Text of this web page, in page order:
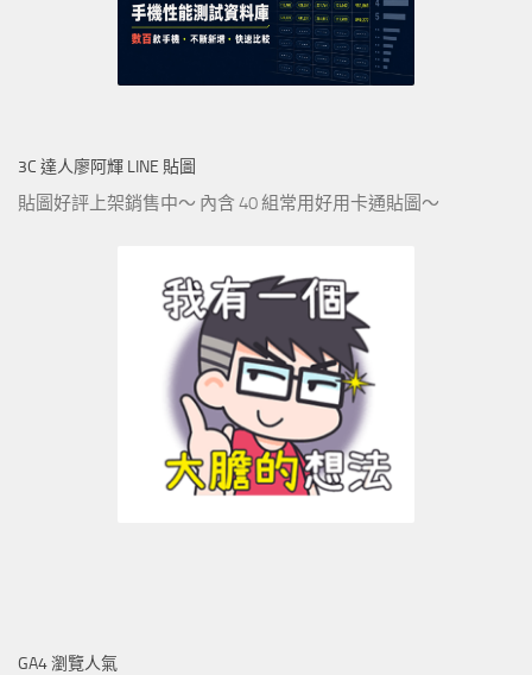
3C 達人廖阿輝 LINE 貼圖
貼圖好評上架銷售中～ 內含 40 組常用好用卡通貼圖～
GA4 瀏覽人氣